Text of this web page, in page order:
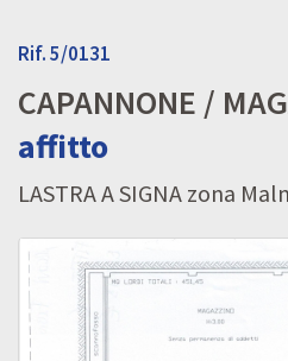
Rif. 5/0131
CAPANNONE /
affitto
LASTRA A SIGNA zona